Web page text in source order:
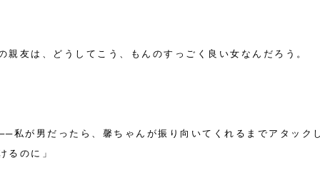
親友は、どうしてこう、もんのすっごく良い女なんだろう。
──私が男だったら、馨ちゃんが振り向いてくれるまでアタック
るのに」